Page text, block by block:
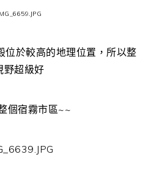
位於較高的地理位置，所以整
野超級好
個宿霧市區~~